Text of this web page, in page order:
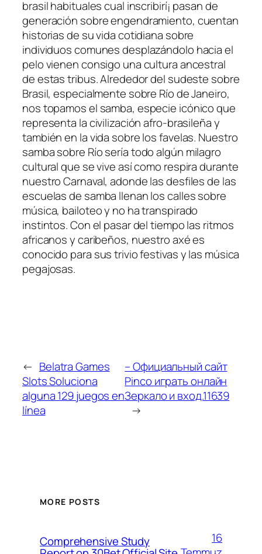
brasil habituales cual inscribirí¡ pasan de
generación sobre engendramiento, cuentan
historias de su vida cotidiana sobre
individuos comunes desplazándolo hacia el
pelo vienen consigo una cultura ancestral
de estas tribus. Alrededor del sudeste sobre
Brasil, especialmente sobre Río de Janeiro,
nos topamos el samba, especie icónico que
representa la civilización afro-brasileña y
también en la vida sobre los favelas. Nuestro
samba sobre Río serí­a todo algún milagro
cultural que se vive así­ como respira durante
nuestro Carnaval, adonde las desfiles de las
escuelas de samba llenan los calles sobre
música, bailoteo y no ha transpirado
instintos. Con el pasar del tiempo las ritmos
africanos y caribeños, nuestro axé es
conocido para sus trivio festivas y las música
pegajosas.
← Belatra Games
Slots Soluciona
alguna 129 juegos en
línea
– Официальный сайт
Pinco играть онлайн
Зеркало и вход.11639
→
MORE POSTS
Comprehensive Study
16